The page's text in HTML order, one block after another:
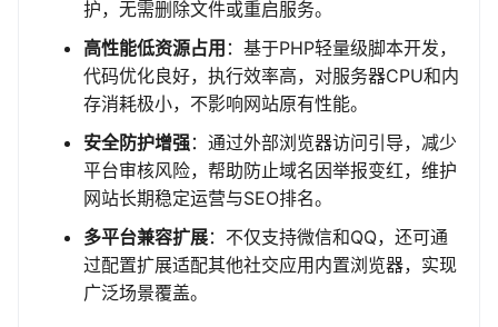
护，无需删除文件或重启服务。
高性能低资源占用 ：基于PHP轻量级脚本开发，
代码优化良好，执行效率高，对服务器CPU和内
存消耗极小，不影响网站原有性能。
安全防护增强：通过外部浏览器访问引导，减少
平台审核风险，帮助防止域名因举报变红，维护
网站长期稳定运营与SEO排名。
多平台兼容扩展：不仅支持微信和QQ，还可通
过配置扩展适配其他社交应用内置浏览器，实现
广泛场景覆盖。